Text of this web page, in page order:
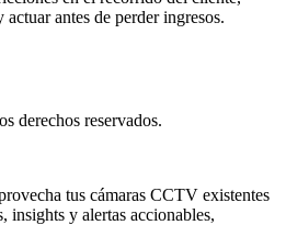
antes de perder ingresos.
derechos reservados.
tus cámaras CCTV existentes
insights y alertas accionables,